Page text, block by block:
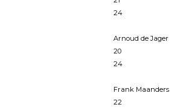
24
Arnoud de Jager
20
24
Frank Maanders
22